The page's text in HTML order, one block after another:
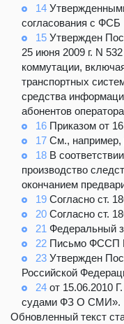
14
согласования с ФСБ
15 Утвержден
25 июня 2009 г. N
коммутации,
транспортных
средства
абонентов
16 Приказом от
17 См.,
18 В
производство
окончанием
19 Согласно ст.
20 Согласно ст.
21 Федеральный
22 Письмо ФССП
23 Утвержден
Российской
24 от 15.06.2010
судами ФЗ О СМИ».
Обновленный текст